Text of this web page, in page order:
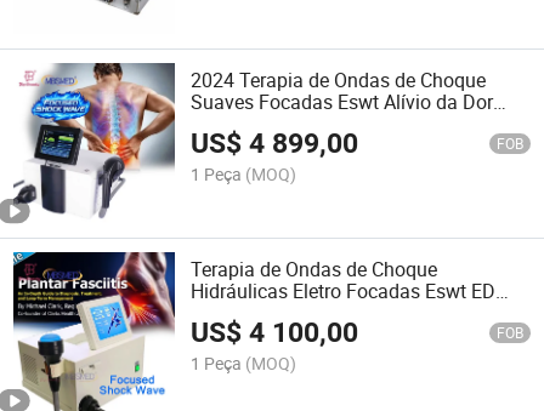
2024 Terapia de Ondas de Choque
Suaves Focadas Eswt Alívio da Dor
Disfunção Erétil Máquina de Terapia
por Ondas de Choque para Humanos
US$4 899,00 FOB
1 Peça (MOQ)
Terapia de Ondas de Choque
Hidráulicas Eletro Focadas Eswt ED
1000 ED1000 Máquina de Ondas de
Choque Portátil para ED Máquina de
Terapia de Ondas de Choque Focadas
US$4 100,00 FOB
1 Peça (MOQ)